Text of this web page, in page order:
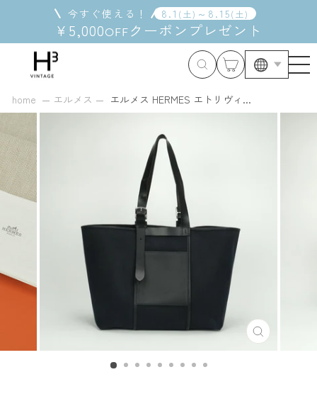
キ
プ
す
る
今すぐ使える！ 8 . 1 ( 土) ～ 8 . 15( 土)
¥5,000OFFクーポン プレゼント
home エルメス エルメス HERMES エトリヴィ...